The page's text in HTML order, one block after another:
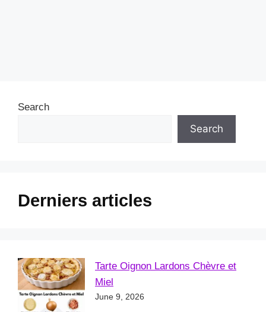
Search
Search
Derniers articles
Tarte Oignon Lardons Chèvre et
Miel
June 9, 2026